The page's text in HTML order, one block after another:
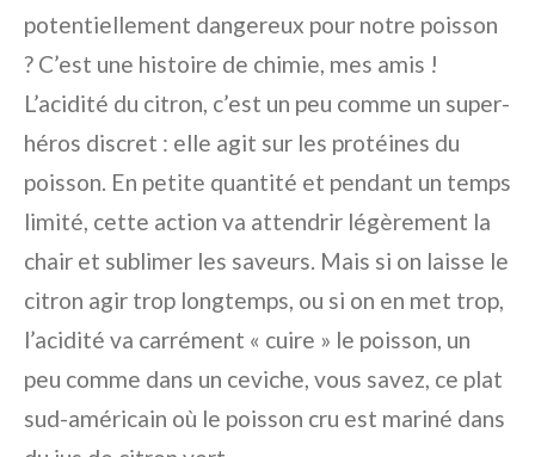
potentiellement dangereux pour notre poisson
? C’est une histoire de chimie, mes amis !
L’acidité du citron, c’est un peu comme un super-
héros discret : elle agit sur les protéines du
poisson. En petite quantité et pendant un temps
limité, cette action va attendrir légèrement la
chair et sublimer les saveurs. Mais si on laisse le
citron agir trop longtemps, ou si on en met trop,
l’acidité va carrément « cuire » le poisson, un
peu comme dans un ceviche, vous savez, ce plat
sud-américain où le poisson cru est mariné dans